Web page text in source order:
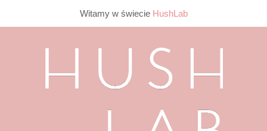
Witamy w świecie HushLab